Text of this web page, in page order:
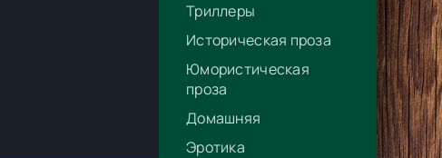
Триллеры
Историческая проза
Юмористическая
проза
Домашняя
Эротика